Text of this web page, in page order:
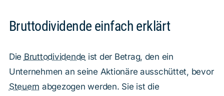
Bruttodividende einfach erklärt
Die Bruttodividende ist der Betrag, den ein
Unternehmen an seine Aktionäre ausschüttet, bevor
Steuern abgezogen werden. Sie ist die